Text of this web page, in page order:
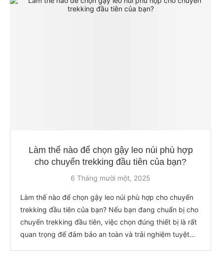
Làm thế nào để chọn gậy leo núi phù hợp
cho chuyến trekking đầu tiên của bạn?
6 Tháng mười một, 2025
Làm thế nào để chọn gậy leo núi phù hợp cho chuyến
trekking đầu tiên của bạn? Nếu bạn đang chuẩn bị cho
chuyến trekking đầu tiên, việc chọn đúng thiết bị là rất
quan trọng để đảm bảo an toàn và trải nghiệm tuyệt